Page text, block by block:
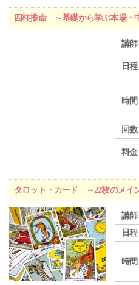
四柱推命 ～基礎から学ぶ本場・
講師
日程
時間
回数
料金
タロット・カード ～22枚のメイ
講師
日程
時間